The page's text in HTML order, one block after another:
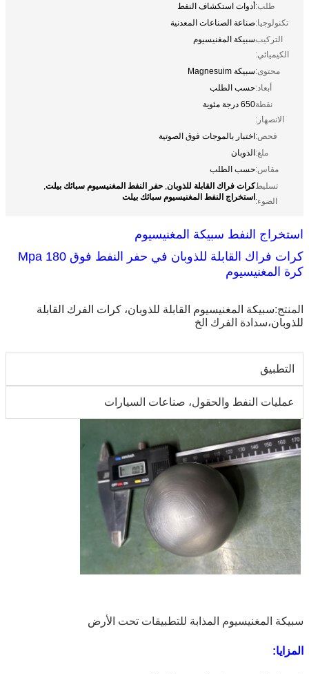
طلب:أدوات استكشاف النفط
تكنولوجيا:صناعة الصناعات المعدنية
التركيب
الكيميائي:
سبيكة المغنيسيوم
محتوى:سبيكة Magnesuim
أبعاد:حسب الطلب
نقطة
الانصهار:
650 درجة مئوية
فحص:اختبار بالموجات فوق الصوتية
ملغ:الذوبان
مقاس:حسب الطلب
تسليط
الضوء:
كرات فراك القابلة للذوبان, حفر النفط المغنيسيوم سبائك بيلت,
استخراج النفط المغنيسيوم سبائك بيلت
استخراج النفط سبيكة المغنيسيوم
كرات فراك القابلة للذوبان في حفر النفط فوق 180 Mpa
كرة المغنيسيوم
المنتج:سبيكة المغنيسيوم القابلة للذوبان، كرات الفرك القابلة
للذوبان،سدادة الفرك الخ
التطبيق
عمليات النفط والحقول، صناعات السيارات
سبيكة المغنيسيوم المذابة للتطبيقات تحت الأرض
المزايا: